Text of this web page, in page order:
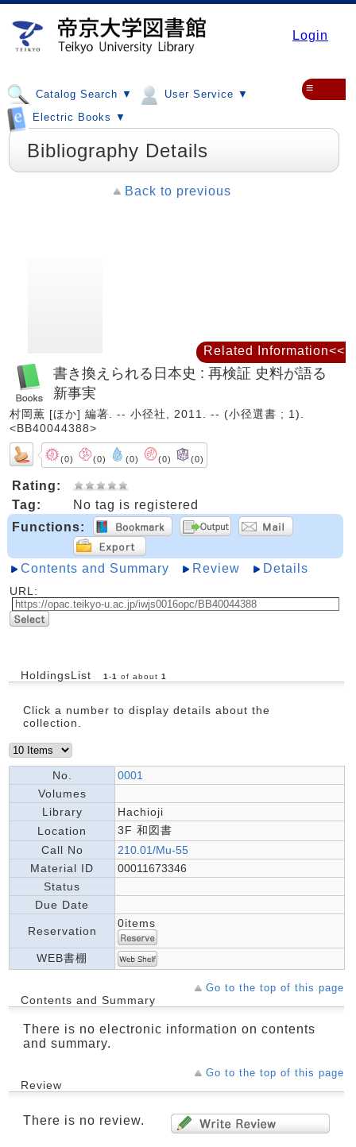
Login
Catalog Search ▼
User Service ▼
Electric Books ▼
≡
Bibliography Details
Back to previous
書き換えられる日本史 : 再検証 史料が語る
新事実
村岡薫 [ほか] 編著. -- 小径社, 2011. -- (小径選書 ; 1).
<BB40044388>
(0) (0) (0) (0) (0)
Rating:
Tag:
No tag is registered
Functions:
Contents and Summary Review Details
URL:
HoldingsList 1 -1 of about 1
Click a number to display details about the
collection.
No.
0001
Volumes
Library
Hachioji
Location
3F 和図書
Call No
210.01/Mu-55
Material ID
00011673346
Status
Due Date
Reservation
0items
WEB書棚
Go to the top of this page
Contents and Summary
There is no electronic information on contents
and summary.
Go to the top of this page
Review
There is no review.
Related Information<<